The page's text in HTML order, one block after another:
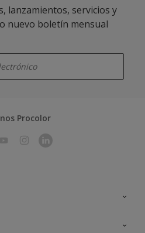
lanzamientos, servicios y
nuevo boletín mensual
Procolor